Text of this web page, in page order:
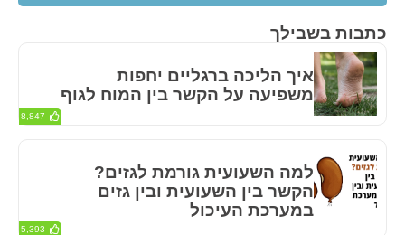
כתבות בשבילך
איך הליכה ברגליים יחפות
משפיעה על הקשר בין המוח לגוף
8,847
למה השעועית גורמת לגזים?
הקשר בין השעועית ובין גזים
במערכת העיכול
5,393